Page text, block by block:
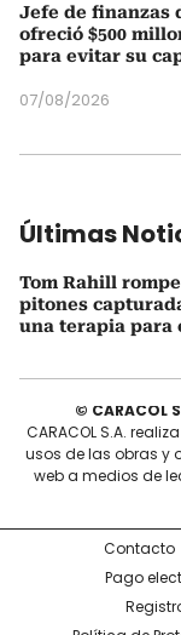
Jefe de finanzas
ofreció $500
para evitar su
07/08/2026
Últimas
Tom Rahill
pitones
una terapia para
© CARACOL
CARACOL S.A.
usos de las obras y
web a medios de
Contacto
Pago